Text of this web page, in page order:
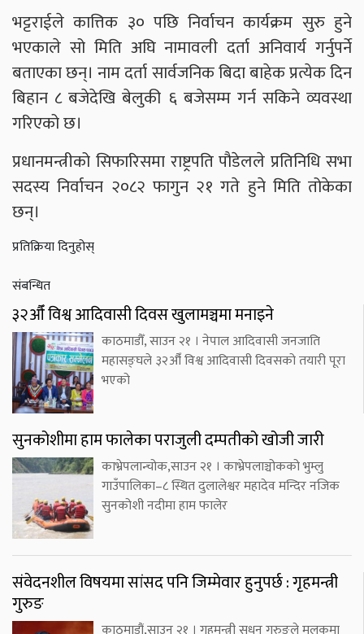
भट्टराईले कात्तिक ३० पछि निर्वाचन कार्यक्रम सुरु हुने
भएकाले सो मिति अघि नामावली दर्ता अनिवार्य गर्नुपर्ने
बताएका छन्। नाम दर्ता सार्वजनिक बिदा बाहेक प्रत्येक दिन
बिहान ८ बजेदेखि बेलुकी ६ बजेसम्म गर्न सकिने व्यवस्था
गरिएको छ।
प्रधानमन्त्रीको सिफारिसमा राष्ट्रपति पौडेलले प्रतिनिधि सभा
सदस्य निर्वाचन २०८२ फागुन २१ गते हुने मिति तोकेका
छन्।
प्रतिक्रिया दिनुहोस्
संबन्धित
३२औँ विश्व आदिवासी दिवस खुलामञ्चमा मनाइने
काठमाडौँ, साउन २१ । नेपाल आदिवासी जनजाति
महासङ्घले ३२औँ विश्व आदिवासी दिवसको तयारी पूरा
भएको
सुनकोशीमा हाम फालेका पराजुली दम्पतीको खोजी जारी
काभ्रेपलान्चोक,साउन २१ । काभ्रेपलाञ्चोकको भुम्लु
गाउँपालिका–८ स्थित दुलालेश्वर महादेव मन्दिर नजिक
सुनकोशी नदीमा हाम फालेर
संवेदनशील विषयमा सांसद पनि जिम्मेवार हुनुपर्छ : गृहमन्त्री
गुरुङ